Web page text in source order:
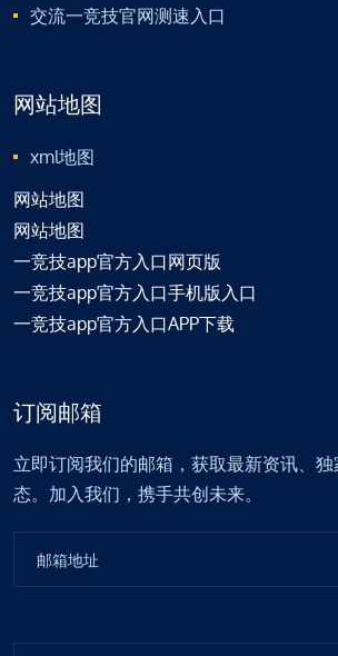
交流一竞技官网测速入口
网站地图
xml地图
网站地图
网站地图
一竞技app官方入口网页版
一竞技app官方入口手机版入口
一竞技app官方入口APP下载
订阅邮箱
立即订阅我们的邮箱，获取最新资讯、
态。加入我们，携手共创未来。